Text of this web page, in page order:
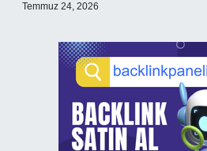
Temmuz 24, 2026